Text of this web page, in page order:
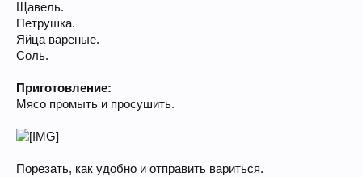
Щавель.
Петрушка.
Яйца вареные.
Соль.
Приготовление:
Мясо промыть и просушить.
Порезать, как удобно и отправить вариться.